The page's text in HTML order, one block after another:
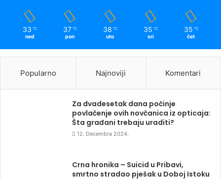
33 ℃
ned
37 ℃
pon
38 ℃
uto
35 ℃
sri
35 ℃
čet
Popularno Najnoviji Komentari
Za dvadesetak dana počinje
povlačenje ovih novčanica iz opticaja:
Šta građani trebaju uraditi?
12. Decembra 2024.
Crna hronika – Suicid u Pribavi,
smrtno stradao pješak u Doboj Istoku